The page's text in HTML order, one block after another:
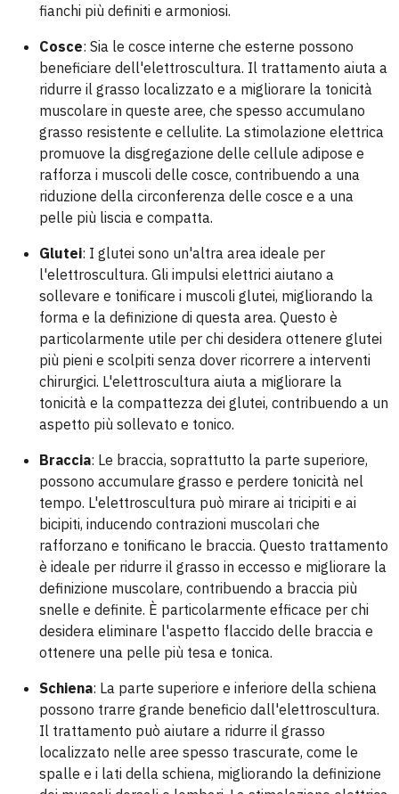
fianchi più definiti e armoniosi.
Cosce: Sia le cosce interne che esterne possono
beneficiare dell'elettroscultura. Il trattamento aiuta a
ridurre il grasso localizzato e a migliorare la tonicità
muscolare in queste aree, che spesso accumulano
grasso resistente e cellulite. La stimolazione elettrica
promuove la disgregazione delle cellule adipose e
rafforza i muscoli delle cosce, contribuendo a una
riduzione della circonferenza delle cosce e a una
pelle più liscia e compatta.
Glutei: I glutei sono un'altra area ideale per
l'elettroscultura. Gli impulsi elettrici aiutano a
sollevare e tonificare i muscoli glutei, migliorando la
forma e la definizione di questa area. Questo è
particolarmente utile per chi desidera ottenere glutei
più pieni e scolpiti senza dover ricorrere a interventi
chirurgici. L'elettroscultura aiuta a migliorare la
tonicità e la compattezza dei glutei, contribuendo a un
aspetto più sollevato e tonico.
Braccia: Le braccia, soprattutto la parte superiore,
possono accumulare grasso e perdere tonicità nel
tempo. L'elettroscultura può mirare ai tricipiti e ai
bicipiti, inducendo contrazioni muscolari che
rafforzano e tonificano le braccia. Questo trattamento
è ideale per ridurre il grasso in eccesso e migliorare la
definizione muscolare, contribuendo a braccia più
snelle e definite. È particolarmente efficace per chi
desidera eliminare l'aspetto flaccido delle braccia e
ottenere una pelle più tesa e tonica.
Schiena: La parte superiore e inferiore della schiena
possono trarre grande beneficio dall'elettroscultura.
Il trattamento può aiutare a ridurre il grasso
localizzato nelle aree spesso trascurate, come le
spalle e i lati della schiena, migliorando la definizione